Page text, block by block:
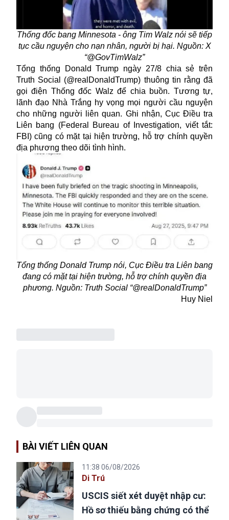
Thống đốc bang Minnesota - ông Tim Walz nói sẽ tiếp
tục cầu nguyện cho nạn nhân, người bị hại. Nguồn: X
“@GovTimWalz”
Tổng thống Donald Trump ngày 27/8 chia sẻ trên
Truth Social (@realDonaldTrump) thuông tin rằng đã
gọi điện Thống đốc Walz để chia buồn. Tương tự,
lãnh đạo Nhà Trắng hy vọng mọi người cầu nguyện
cho những người liên quan. Ghi nhận, Cục Điều tra
Liên bang (Federal Bureau of Investigation, viết tắt:
FBI) cũng có mặt tại hiện trường, hỗ trợ chính quyền
địa phương theo dõi tình hình.
Tổng thống Donald Trump nói, Cục Điều tra Liên bang
đang có mặt tại hiện trường, hỗ trợ chính quyền địa
phương. Nguồn: Truth Social “@realDonaldTrump”
Huy Niel
BÀI VIẾT LIÊN QUAN
11:38 06/08/2026
Di Trú
USCIS siết xét duyệt nhập cư:
Hồ sơ thiếu bằng chứng có thể